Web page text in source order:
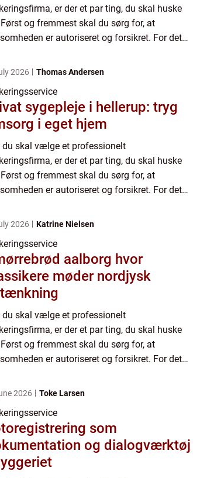
er der et par ting, du skal huske
og fremmest skal du sørg for, at
er autoriseret og forsikret. For det
parkeringsfirm...
2026 Thomas Andersen
sygepleje i hellerup: tryg
i eget hjem
du skal vælge et professionelt
er der et par ting, du skal huske
og fremmest skal du sørg for, at
er autoriseret og forsikret. For det
parkeringsfirm...
2026 Katrine Nielsen
aalborg hvor
møder nordjysk
du skal vælge et professionelt
er der et par ting, du skal huske
og fremmest skal du sørg for, at
er autoriseret og forsikret. For det
parkeringsfirm...
2026 Toke Larsen
som
og dialogværktøj